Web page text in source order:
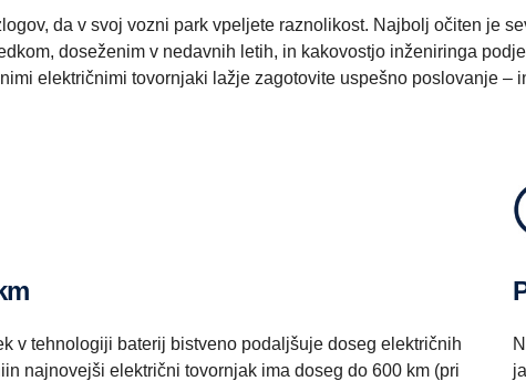
da v svoj vozni park vpeljete raznolikost. Najbolj očiten je
doseženim v nedavnih letih, in kakovostjo inženiringa
električnimi tovornjaki lažje zagotovite uspešno poslovanje –
v tehnologiji baterij bistveno podaljšuje doseg električnih
najnovejši električni tovornjak ima doseg do 600 km (pri